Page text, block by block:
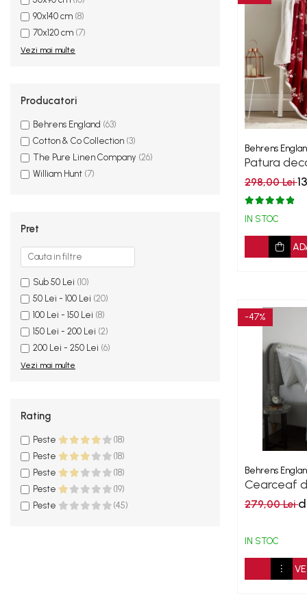
90x140 cm (8)
70x120 cm (7)
Vezi mai multe
Producatori
Behrens England (63)
Cotton & Co Collection (3)
The Pure Linen Company (26)
William Hunt (7)
Pret
Sub 50 Lei (10)
50 Lei - 100 Lei (20)
100 Lei - 150 Lei (8)
150 Lei - 200 Lei (2)
200 Lei - 250 Lei (6)
Vezi mai multe
Rating
Peste
(18)
Peste
(18)
Peste
(18)
Peste
(19)
Peste
(45)
Behrens
Patura
flakes
298,00 Lei
IN STOC
-47%
Behrens
Cearceaf
- Alb
279,00 Lei
IN STOC